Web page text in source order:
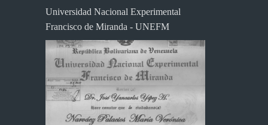
Universidad Nacional Experimental
Francisco de Miranda - UNEFM